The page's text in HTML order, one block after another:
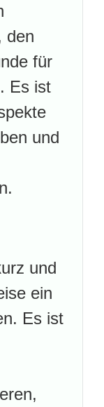
den
für
Es ist
und
und
ein
Es ist